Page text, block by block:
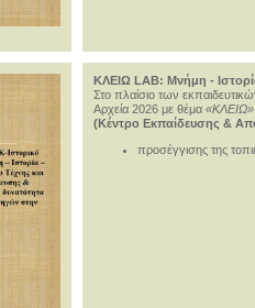
ΚΛΕΙΩ LAB: Μνήμη -
Στο πλαίσιο των
Αρχεία 2026 με θέμα «ΚΛΕΙΩ»
(Κέντρο Εκπαίδευσης &
προσέγγισης της